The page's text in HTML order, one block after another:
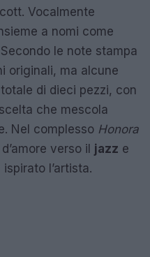
Vocalmente
a nomi come
le note stampa
originali, ma alcune
di dieci pezzi, con
che mescola
Nel complesso Honora
verso il jazz e
l’artista.